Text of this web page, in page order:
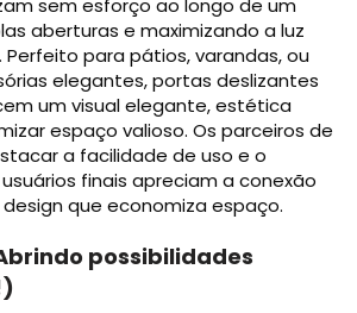
sem esforço ao longo de um
aberturas e maximizando a luz
para pátios, varandas, ou
elegantes, portas deslizantes
um visual elegante, estética
espaço valioso. Os parceiros de
a facilidade de uso e o
finais apreciam a conexão
que economiza espaço.
possibilidades